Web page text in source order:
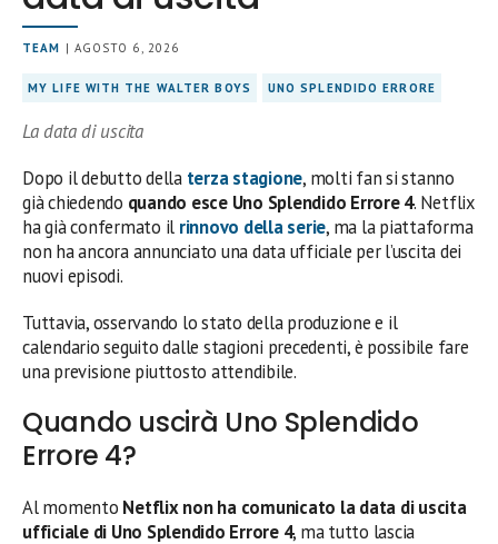
TEAM | AGOSTO 6, 2026
MY LIFE WITH THE WALTER BOYS UNO SPLENDIDO ERRORE
La data di uscita
Dopo il debutto della terza stagione, molti fan si stanno
già chiedendo quando esce Uno Splendido Errore 4. Netflix
ha già confermato il rinnovo della serie, ma la piattaforma
non ha ancora annunciato una data ufficiale per l’uscita dei
nuovi episodi.
Tuttavia, osservando lo stato della produzione e il
calendario seguito dalle stagioni precedenti, è possibile fare
una previsione piuttosto attendibile.
Quando uscirà Uno Splendido
Errore 4?
Al momento Netflix non ha comunicato la data di uscita
ufficiale di Uno Splendido Errore 4, ma tutto lascia